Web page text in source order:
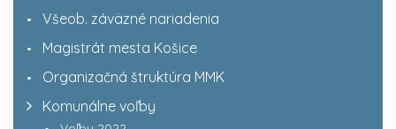
Všeob. záväzné nariadenia
Magistrát mesta Košice
Organizačná štruktúra MMK
Komunálne voľby